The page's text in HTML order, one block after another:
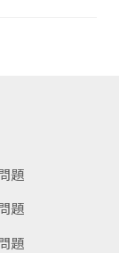
題
題
題